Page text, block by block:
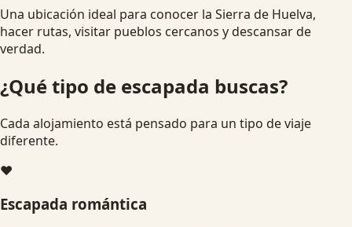
Una ubicación ideal para conocer la Sierra de Huelva,
hacer rutas, visitar pueblos cercanos y descansar de
verdad.
¿Qué tipo de escapada buscas?
Cada alojamiento está pensado para un tipo de viaje
diferente.
❤️
Escapada romántica